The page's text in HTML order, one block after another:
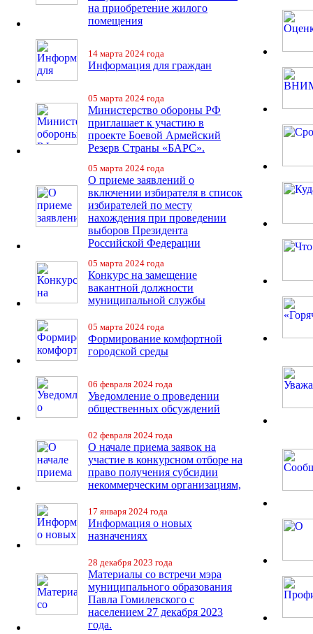
на приобретение жилого
помещения
14 марта 2024 года
Информация для граждан
05 марта 2024 года
Министерство обороны РФ
приглашает к участию в
проекте Боевой Армейский
Резерв Страны «БАРС».
05 марта 2024 года
О приеме заявлений о
включении избирателя в список
избирателей по месту
нахождения при проведении
выборов Президента
Российской Федерации
05 марта 2024 года
Конкурс на замещение
вакантной должности
муниципальной службы
05 марта 2024 года
Формирование комфортной
городской среды
06 февраля 2024 года
Уведомление о проведении
общественных обсуждений
02 февраля 2024 года
О начале приема заявок на
участие в конкурсном отборе на
право получения субсидии
некоммерческим организациям,
17 января 2024 года
Информация о новых
назначениях
28 декабря 2023 года
Материалы со встречи мэра
муниципального образования
Павла Гомилевского с
населением 27 декабря 2023
года.